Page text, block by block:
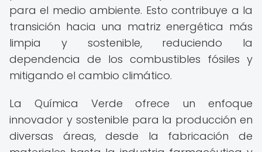
para el medio ambiente. Esto contribuye a la
transición hacia una matriz energética más
limpia y sostenible, reduciendo la
dependencia de los combustibles fósiles y
mitigando el cambio climático.
La Química Verde ofrece un enfoque
innovador y sostenible para la producción en
diversas áreas, desde la fabricación de